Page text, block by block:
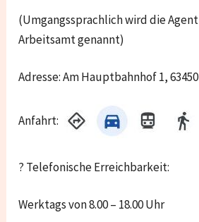
(Umgangssprachlich wird die
Arbeitsamt genannt)
Adresse: Am Hauptbahnhof 1,
Anfahrt:
? Telefonische Erreichbarkeit:
Werktags von 8.00 – 18.00 Uhr